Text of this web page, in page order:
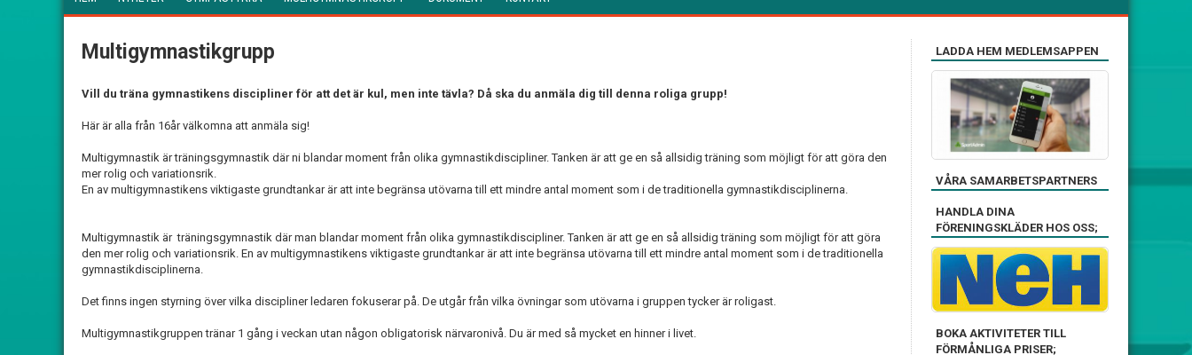
Multigymnastikgrupp
Vill du träna gymnastikens discipliner för att det är kul, men inte tävla? Då ska du anmäla dig till denna roliga grupp!
Här är alla från 16år välkomna att anmäla sig!
Multigymnastik är träningsgymnastik där ni blandar moment från olika gymnastikdiscipliner. Tanken är att ge en så allsidig träning som möjligt för att göra den
mer rolig och variationsrik.
En av multigymnastikens viktigaste grundtankar är att inte begränsa utövarna till ett mindre antal moment som i de traditionella gymnastikdisciplinerna.
Multigymnastik är träningsgymnastik där man blandar moment från olika gymnastikdiscipliner. Tanken är att ge en så allsidig träning som möjligt för att göra
den mer rolig och variationsrik. En av multigymnastikens viktigaste grundtankar är att inte begränsa utövarna till ett mindre antal moment som i de traditionella
gymnastikdisciplinerna.
Det finns ingen styrning över vilka discipliner ledaren fokuserar på. De utgår från vilka övningar som utövarna i gruppen tycker är roligast.
Multigymnastikgruppen tränar 1 gång i veckan utan någon obligatorisk närvaronivå. Du är med så mycket en hinner i livet.
LADDA HEM MEDLEMSAPPEN
VÅRA SAMARBETSPARTNERS
HANDLA DINA
FÖRENINGSKLÄDER HOS OSS;
BOKA AKTIVITETER TILL
FÖRMÅNLIGA PRISER;